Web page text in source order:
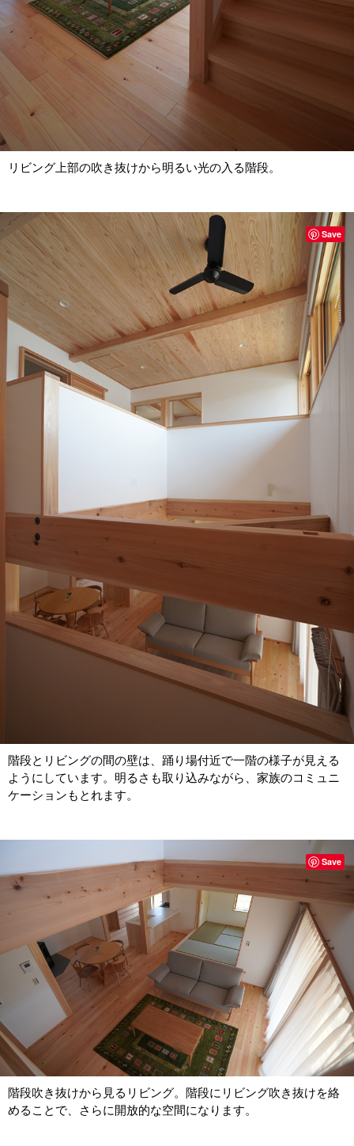
リビング上部の吹き抜けから明るい光の入る階段。
階段とリビングの間の壁は、踊り場付近で一階の様子が見える
ようにしています。明るさも取り込みながら、家族のコミュニ
ケーションもとれます。
Save
階段吹き抜けから見るリビング。階段にリビング吹き抜けを絡
めることで、さらに開放的な空間になります。
Save